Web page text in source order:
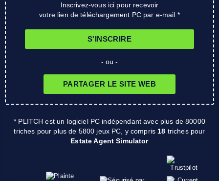
Inscrivez-vous ici pour recevoir
votre lien de téléchargement PC par e-mail *
S'INSCRIRE
- ou -
PARTAGER LE SITE WEB
* PLITCH est un logiciel PC indépendant avec plus de 80000
triches pour plus de 5800 jeux PC, y compris 18 triches pour
Estate Agent Simulator